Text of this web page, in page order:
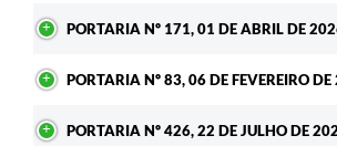
PORTARIA Nº 171, 01 DE ABRIL DE
PORTARIA Nº 83, 06 DE FEVEREIRO
PORTARIA Nº 426, 22 DE JULHO DE